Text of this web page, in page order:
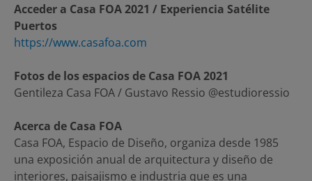
Acceder a Casa FOA 2021 / Experiencia Satélite
Puertos
https://www.casafoa.com
Fotos de los espacios de Casa FOA 2021
Gentileza Casa FOA / Gustavo Ressio @estudioressio
Acerca de Casa FOA
Casa FOA, Espacio de Diseño, organiza desde 1985
una exposición anual de arquitectura y diseño de
interiores, paisajismo e industria que es una